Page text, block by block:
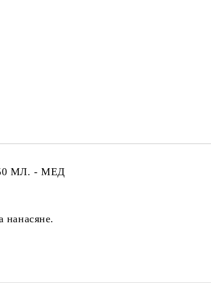
МЛ. - МЕД
нанасяне.